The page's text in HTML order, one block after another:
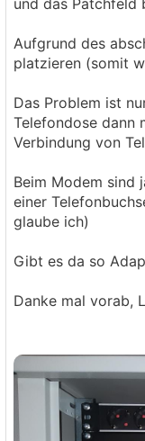
und das Patchfeld
Aufgrund des
platzieren (somit
Das Problem ist
Telefondose dann
Verbindung von
Beim Modem sind
einer
glaube ich)
Gibt es da so
Danke mal vorab,